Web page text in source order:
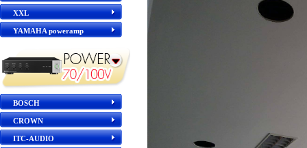
XXL
YAMAHA poweramp
BOSCH
CROWN
ITC-AUDIO